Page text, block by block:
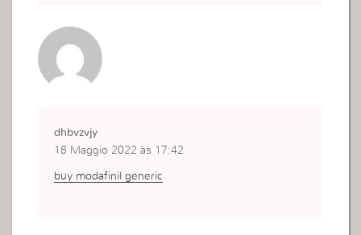
dhbvzvjy
18 Maggio 2022 às 17:42
buy modafinil generic